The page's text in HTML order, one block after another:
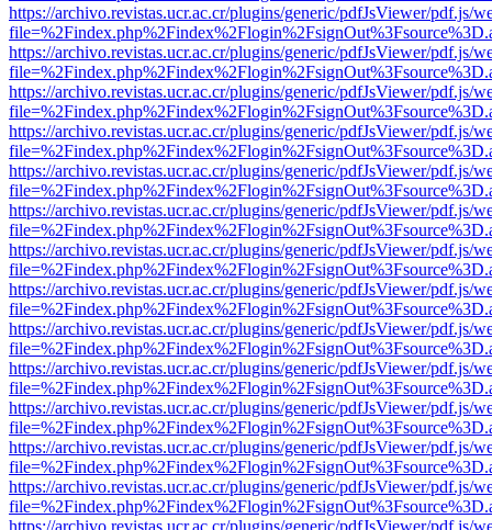
https://archivo.revistas.ucr.ac.cr/plugins/generic/pdfJsViewer/pdf.js/
https://archivo.revistas.ucr.ac.cr/plugins/generic/pdfJsViewer/pdf.js/
https://archivo.revistas.ucr.ac.cr/plugins/generic/pdfJsViewer/pdf.js/
https://archivo.revistas.ucr.ac.cr/plugins/generic/pdfJsViewer/pdf.js/
https://archivo.revistas.ucr.ac.cr/plugins/generic/pdfJsViewer/pdf.js/
https://archivo.revistas.ucr.ac.cr/plugins/generic/pdfJsViewer/pdf.js/
https://archivo.revistas.ucr.ac.cr/plugins/generic/pdfJsViewer/pdf.js/
https://archivo.revistas.ucr.ac.cr/plugins/generic/pdfJsViewer/pdf.js/
https://archivo.revistas.ucr.ac.cr/plugins/generic/pdfJsViewer/pdf.js/
https://archivo.revistas.ucr.ac.cr/plugins/generic/pdfJsViewer/pdf.js/
https://archivo.revistas.ucr.ac.cr/plugins/generic/pdfJsViewer/pdf.js/
https://archivo.revistas.ucr.ac.cr/plugins/generic/pdfJsViewer/pdf.js/
https://archivo.revistas.ucr.ac.cr/plugins/generic/pdfJsViewer/pdf.js/
https://archivo.revistas.ucr.ac.cr/plugins/generic/pdfJsViewer/pdf.js/